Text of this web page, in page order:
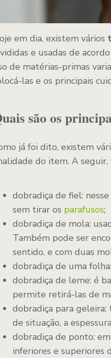
em dia, existem vários
e usadas de
de matérias-primas
las e os principais
são os
já foi dito, existem
do item. A seguir,
dobradiça de fiel:
sem tirar os parafusos;
dobradiça de mola:
Também pode ser
sentido, e com duas
dobradiça de uma
dobradiça de leme: é
permite retirá-las de
dobradiça para
de situação, a
dobradiça de ponto:
inferiores e superiores